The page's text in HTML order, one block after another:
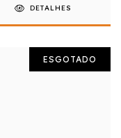
DETALHES
ESGOTADO